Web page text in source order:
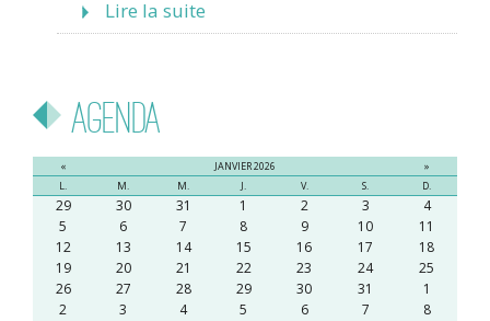
Lire la suite
Agenda
« JANVIER 2026
»
L.
M. M. J. V. S. D.
29 30 31 1 2 3
4
5
6 7 8 9 10
11
12
13 14 15 16 17
18
19
20 21 22 23 24
25
26
27 28 29 30 31
1
2
3 4 5 6 7 8